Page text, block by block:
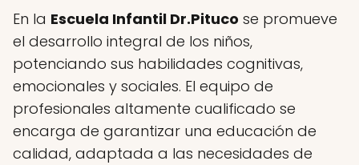
En la Escuela Infantil Dr.Pituco se promueve
el desarrollo integral de los niños,
potenciando sus habilidades cognitivas,
emocionales y sociales. El equipo de
profesionales altamente cualificado se
encarga de garantizar una educación de
calidad, adaptada a las necesidades de